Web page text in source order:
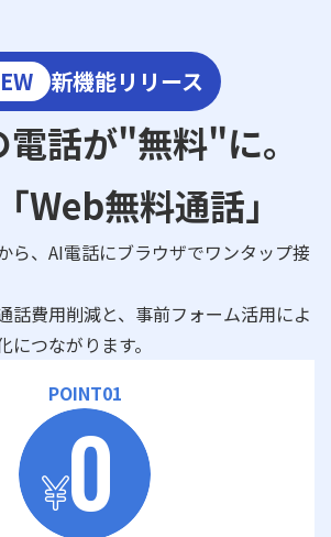
新機能リリース
話が"無料"に。
Web無料通話」
ら、AI電話にブラウザでワンタップ接
話費用削減と、事前フォーム活用によ
つながります。
POINT01